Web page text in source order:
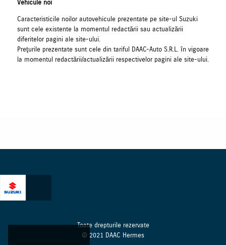
Vehicule noi
Caracteristicile noilor autovehicule prezentate pe site-ul Suzuki
sunt cele existente la momentul redactării sau actualizării
diferitelor pagini ale site-ului.
Preţurile prezentate sunt cele din tariful DAAC-Auto S.R.L. în vigoare
la momentul redactării/actualizării respectivelor pagini ale site-ului.
Toate drepturile rezervate
© 2021 DAAC Hermes